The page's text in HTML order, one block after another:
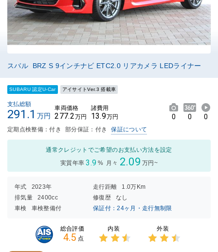
スバル BRZ S 9インチナビ ETC2.0 リアカメラ LEDライナー
SUBARU 認定U-Car アイサイトVer.3 搭載車
支払総額
291.1 万円
車両価格
277.2万円
諸費用
13.9万円 0 0 0
定期点検整備：付き 部分保証：付き 保証について
通常クレジットでご希望のお支払い方法を設定
実質年率 3.9 % 月々 2.09 万円~
年式 2023年 走行距離
1.0万Km
排気量
2400cc 修復歴
なし
車検
車検整備付 保証付：24ヶ月・走行無制限
総合評価
4.5 点
内装 外装